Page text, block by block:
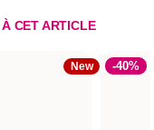
CET ARTICLE
-40%
New